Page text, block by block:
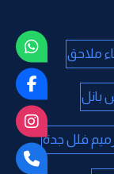
ملاحق
بانل
فلل جدة